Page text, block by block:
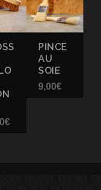
€
PINCE
AU
SOIE
9,00€